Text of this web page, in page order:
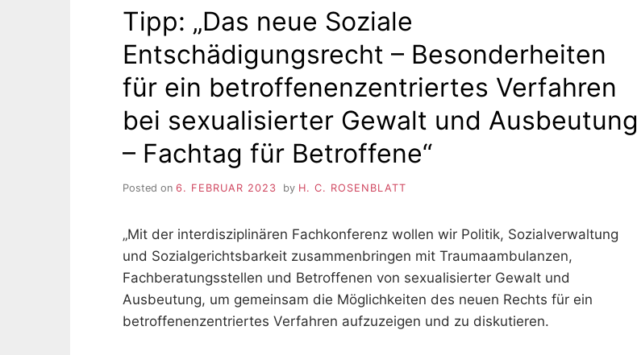
Tipp: „Das neue Soziale
Entschädigungsrecht – Besonderheiten
für ein betroffenenzentriertes Verfahren
bei sexualisierter Gewalt und Ausbeutung
– Fachtag für Betroffene“
Posted on 6. FEBRUAR 2023 by H. C. ROSENBLATT
„Mit der interdisziplinären Fachkonferenz wollen wir Politik, Sozialverwaltung
und Sozialgerichtsbarkeit zusammenbringen mit Traumaambulanzen,
Fachberatungsstellen und Betroffenen von sexualisierter Gewalt und
Ausbeutung, um gemeinsam die Möglichkeiten des neuen Rechts für ein
betroffenenzentriertes Verfahren aufzuzeigen und zu diskutieren.